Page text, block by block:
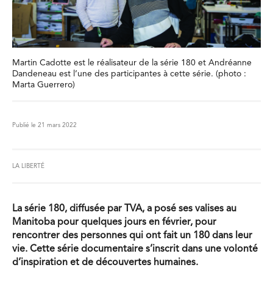
Martin Cadotte est le réalisateur de la série 180 et Andréanne
Dandeneau est l’une des participantes à cette série. (photo :
Marta Guerrero)
Publié le 21 mars 2022
LA LIBERTÉ
La série 180, diffusée par TVA, a posé ses valises au
Manitoba pour quelques jours en février, pour
rencontrer des personnes qui ont fait un 180 dans leur
vie. Cette série documentaire s’inscrit dans une volonté
d’inspiration et de découvertes humaines.